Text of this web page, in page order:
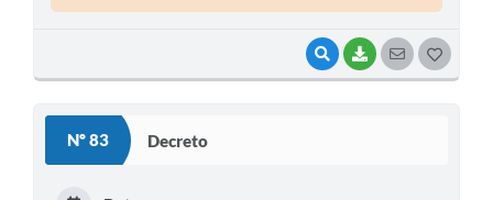
VISUALIZAR
BAIXARSEGUIR
Nº 83 Decreto